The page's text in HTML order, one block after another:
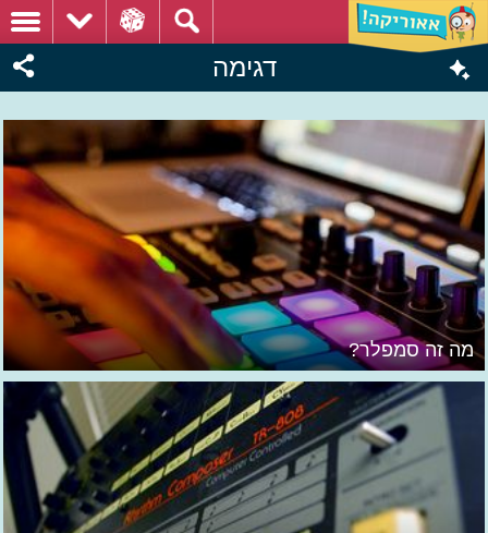
דגימה
מה זה סמפלר?